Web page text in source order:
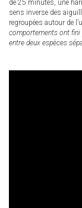
de 25 minutes, une
sens inverse des
regroupées autour de
comportements ont fini
entre deux espèces